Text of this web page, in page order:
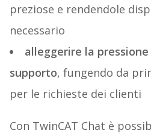
preziose e rendendole
necessario
alleggerire la
supporto, fungendo da
per le richieste dei clienti
Con TwinCAT Chat è